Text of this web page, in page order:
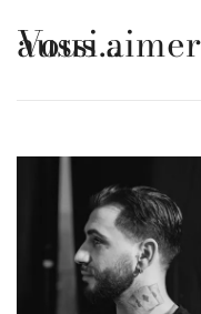
Vous aimerez peut-être aussi…